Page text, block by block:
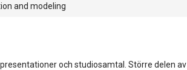
and modeling
och studiosamtal. Större delen av